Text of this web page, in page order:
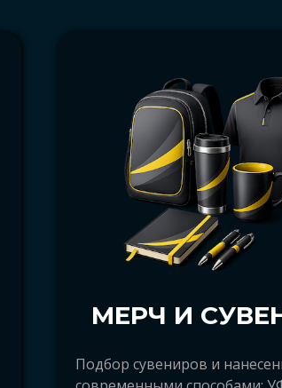
компания Арбат
рекламно-производственная
МЕРЧ И
Подбор сувениров и